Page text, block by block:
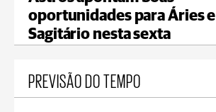
oportunidades para Áries e
Sagitário nesta sexta
PREVISÃO DO TEMPO